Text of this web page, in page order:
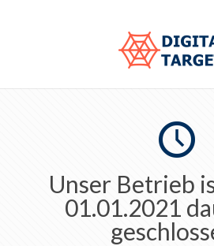
Unser Betrieb
01.01.2021